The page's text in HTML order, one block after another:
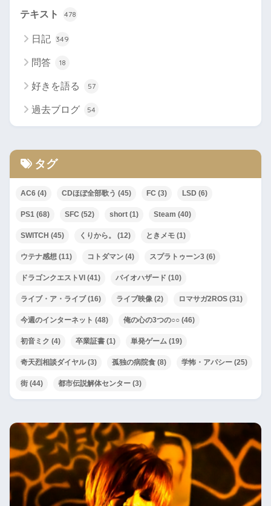
テキスト 478
日記 349
問答 18
好きを語る 57
過去ブログ 54
タグ
AC6 (4) CDほぼ全部歌う (45) FC (3) LSD (6)
PS1 (68) SFC (52) short (1) Steam (40)
SWITCH (45) くりから。 (12) ときメモ (1)
ウテナ感想 (11) コトダマン (4) スプラトゥーン3 (6)
ドラゴンクエストVI (41) バイオハザード (10)
ライブ・ア・ライブ(16) ライブ映像 (2) ロマサガ2ROS (31)
今週のインターネット (48) 俺の心の3つの○○ (46)
初音ミク (4) 卒業証書 (1) 単発ゲーム (19)
奇天烈相談ダイヤル(3) 孤独の病院食 (8) 学怖・アパシー (25)
街 (44) 都市伝説解体センター (3)